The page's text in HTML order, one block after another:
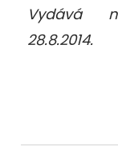
Vydává
28.8.2014.